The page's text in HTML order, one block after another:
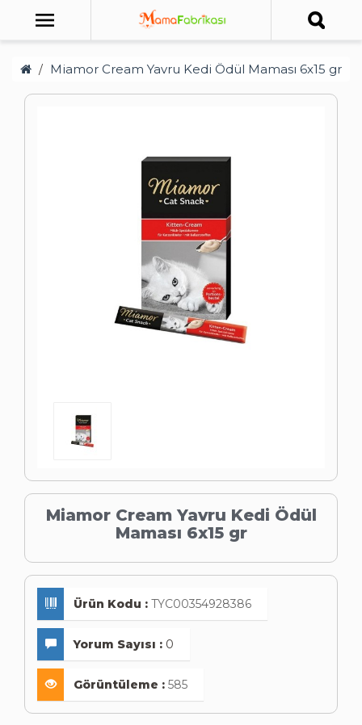
Miamor Cream Yavru Kedi Ödül Maması 6x15 gr
Miamor Cream Yavru Kedi Ödül
Maması 6x15 gr
Ürün Kodu : TYC00354928386
Yorum Sayısı : 0
Görüntüleme : 585